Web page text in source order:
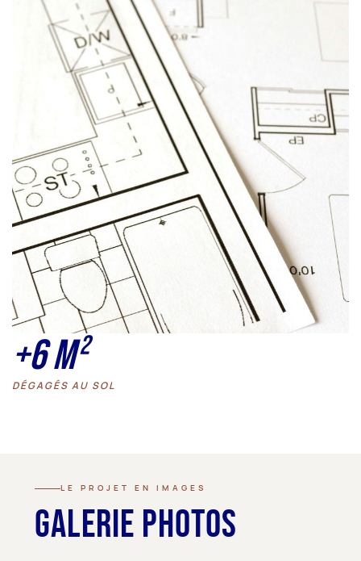
+6 m²
DÉGAGÉS AU SOL
LE PROJET EN IMAGES
Galerie photos